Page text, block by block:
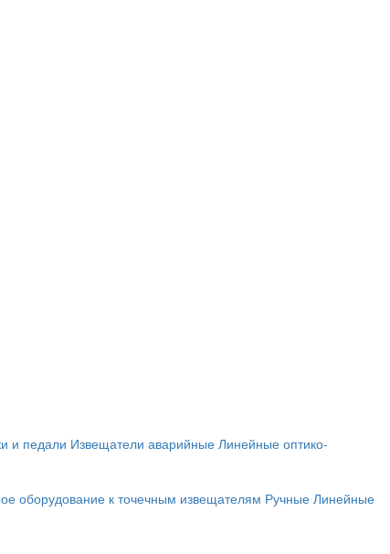
и педали Извещатели аварийные Линейные оптико-
оборудование к точечным извещателям Ручные Линейные